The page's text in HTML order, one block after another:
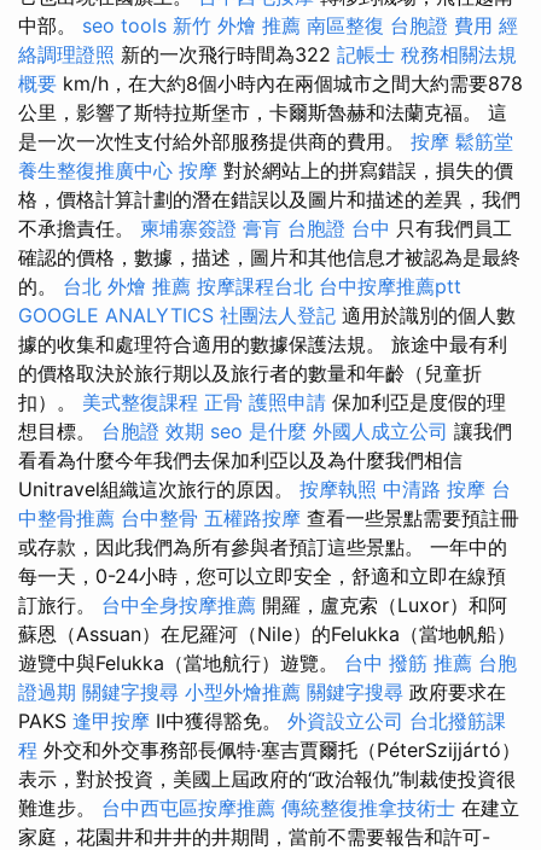
中部。 seo tools 新竹 外燴 推薦 南區整復 台胞證 費用 經
絡調理證照 新的一次飛行時間為322 記帳士 稅務相關法規
概要 km/h，在大約8個小時內在兩個城市之間大約需要878
公里，影響了斯特拉斯堡市，卡爾斯魯赫和法蘭克福。 這
是一次一次性支付給外部服務提供商的費用。 按摩 鬆筋堂
養生整復推廣中心 按摩 對於網站上的拼寫錯誤，損失的價
格，價格計算計劃的潛在錯誤以及圖片和描述的差異，我們
不承擔責任。 柬埔寨簽證 膏肓 台胞證 台中 只有我們員工
確認的價格，數據，描述，圖片和其他信息才被認為是最終
的。 台北 外燴 推薦 按摩課程台北 台中按摩推薦ptt
GOOGLE ANALYTICS 社團法人登記 適用於識別的個人數
據的收集和處理符合適用的數據保護法規。 旅途中最有利
的價格取決於旅行期以及旅行者的數量和年齡（兒童折
扣）。 美式整復課程 正骨 護照申請 保加利亞是度假的理
想目標。 台胞證 效期 seo 是什麼 外國人成立公司 讓我們
看看為什麼今年我們去保加利亞以及為什麼我們相信
Unitravel組織這次旅行的原因。 按摩執照 中清路 按摩 台
中整骨推薦 台中整骨 五權路按摩 查看一些景點需要預註冊
或存款，因此我們為所有參與者預訂這些景點。 一年中的
每一天，0-24小時，您可以立即安全，舒適和立即在線預
訂旅行。 台中全身按摩推薦 開羅，盧克索（Luxor）和阿
蘇恩（Assuan）在尼羅河（Nile）的Felukka（當地帆船）
遊覽中與Felukka（當地航行）遊覽。 台中 撥筋 推薦 台胞
證過期 關鍵字搜尋 小型外燴推薦 關鍵字搜尋 政府要求在
PAKS 逢甲按摩 II中獲得豁免。 外資設立公司 台北撥筋課
程 外交和外交事務部長佩特·塞吉賈爾托（PéterSzijjártó）
表示，對於投資，美國上屆政府的“政治報仇”制裁使投資很
難進步。 台中西屯區按摩推薦 傳統整復推拿技術士 在建立
家庭，花園井和井井的井期間，當前不需要報告和許可-